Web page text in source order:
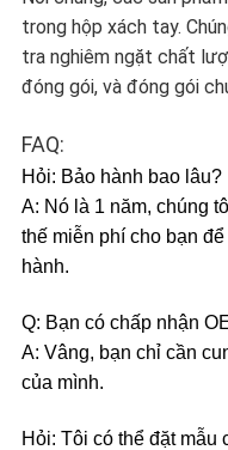
trong hộp xách tay.
tra nghiêm ngặt chất
đóng gói, và đóng gói
FAQ:
Hỏi: Bảo hành bao lâu?
A: Nó là 1 năm, chúng
thế miễn phí cho bạn
hành.
Q: Bạn có chấp nhận
A: Vâng, bạn chỉ cần
của mình.
Hỏi: Tôi có thể đặt